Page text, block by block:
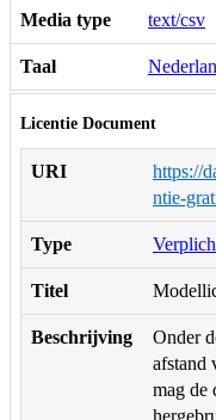
Media type text/csv
Taal
Licentie Document
URI
https://
ntie-
Type
Titel
Beschrijving
Onder
afstand
mag de